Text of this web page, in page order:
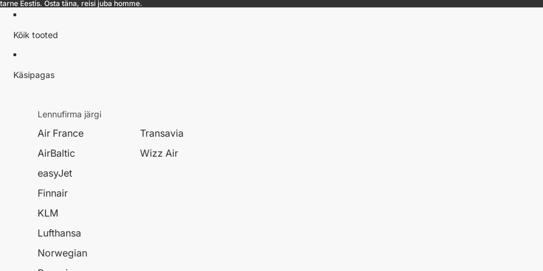
Eestis. Osta täna, reisi juba homme.
Kõik tooted
Käsipagas
Lennufirma järgi
Air France
AirBaltic
easyJet
Finnair
KLM
Lufthansa
Norwegian
Transavia
Wizz Air